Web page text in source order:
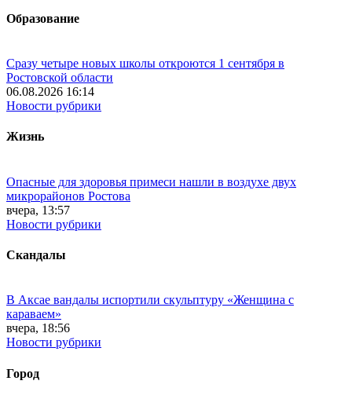
Образование
Сразу четыре новых школы откроются 1 сентября в
Ростовской области
06.08.2026 16:14
Новости рубрики
Жизнь
Опасные для здоровья примеси нашли в воздухе двух
микрорайонов Ростова
вчера, 13:57
Новости рубрики
Скандалы
В Аксае вандалы испортили скульптуру «Женщина с
караваем»
вчера, 18:56
Новости рубрики
Город